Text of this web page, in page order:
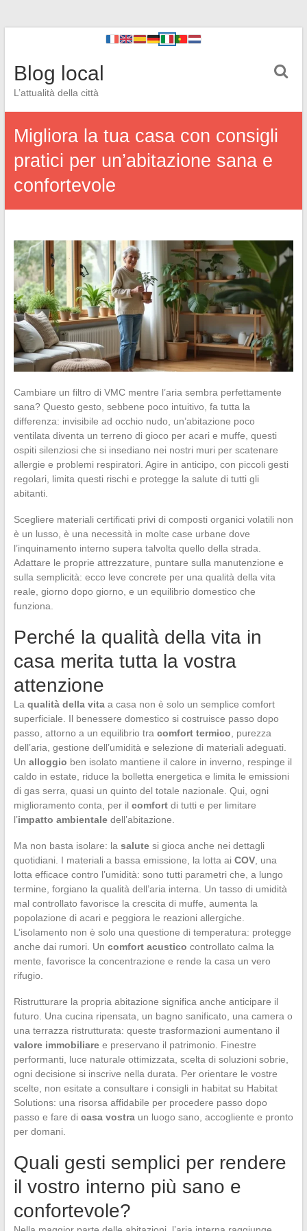
Blog local
L’attualità della città
Migliora la tua casa con consigli
pratici per un’abitazione sana e
confortevole
Cambiare un filtro di VMC mentre l’aria sembra perfettamente
sana? Questo gesto, sebbene poco intuitivo, fa tutta la
differenza: invisibile ad occhio nudo, un’abitazione poco
ventilata diventa un terreno di gioco per acari e muffe, questi
ospiti silenziosi che si insediano nei nostri muri per scatenare
allergie e problemi respiratori. Agire in anticipo, con piccoli gesti
regolari, limita questi rischi e protegge la salute di tutti gli
abitanti.
Scegliere materiali certificati privi di composti organici volatili non
è un lusso, è una necessità in molte case urbane dove
l’inquinamento interno supera talvolta quello della strada.
Adattare le proprie attrezzature, puntare sulla manutenzione e
sulla semplicità: ecco leve concrete per una qualità della vita
reale, giorno dopo giorno, e un equilibrio domestico che
funziona.
Perché la qualità della vita in
casa merita tutta la vostra
attenzione
La qualità della vitaa casa non è solo un semplice comfort
superficiale. Il benessere domestico si costruisce passo dopo
passo, attorno a un equilibrio tra comfort termico , purezza
dell’aria, gestione dell’umidità e selezione di materiali adeguati.
Un alloggio ben isolato mantiene il calore in inverno, respinge il
caldo in estate, riduce la bolletta energetica e limita le emissioni
di gas serra, quasi un quinto del totale nazionale. Qui, ogni
miglioramento conta, per il comfortdi tutti e per limitare
l’impatto ambientaledell’abitazione.
Ma non basta isolare: la salutesi gioca anche nei dettagli
quotidiani. I materiali a bassa emissione, la lotta ai COV, una
lotta efficace contro l’umidità: sono tutti parametri che, a lungo
termine, forgiano la qualità dell’aria interna. Un tasso di umidità
mal controllato favorisce la crescita di muffe, aumenta la
popolazione di acari e peggiora le reazioni allergiche.
L’isolamento non è solo una questione di temperatura: protegge
anche dai rumori. Un comfort acustico controllato calma la
mente, favorisce la concentrazione e rende la casa un vero
rifugio.
Ristrutturare la propria abitazione significa anche anticipare il
futuro. Una cucina ripensata, un bagno sanificato, una camera o
una terrazza ristrutturata: queste trasformazioni aumentano il
valore immobiliaree preservano il patrimonio. Finestre
performanti, luce naturale ottimizzata, scelta di soluzioni sobrie,
ogni decisione si inscrive nella durata. Per orientare le vostre
scelte, non esitate a consultare i consigli in habitat su Habitat
Solutions: una risorsa affidabile per procedere passo dopo
passo e fare di casa vostraun luogo sano, accogliente e pronto
per domani.
Quali gesti semplici per rendere
il vostro interno più sano e
confortevole?